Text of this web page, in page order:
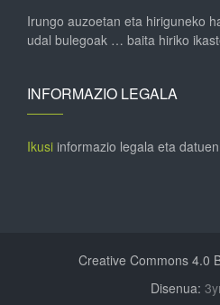
Irungo auzoetan eta hiriguneko
udal bulegoak … baita hiriko
INFORMAZIO LEGALA
Ikusi informazio legala eta
Creative Commons 4.0
Disenua: